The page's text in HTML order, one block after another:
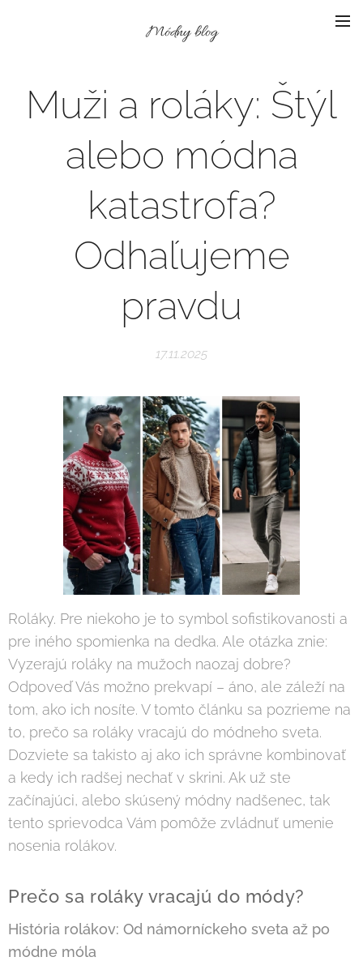
Módny blog
Muži a roláky: Štýl
alebo módna
katastrofa?
Odhaľujeme
pravdu
17.11.2025
Roláky. Pre niekoho je to symbol sofistikovanosti a
pre iného spomienka na dedka. Ale otázka znie:
Vyzerajú roláky na mužoch naozaj dobre?
Odpoveď Vás možno prekvapí – áno, ale záleží na
tom, ako ich nosíte. V tomto článku sa pozrieme na
to, prečo sa roláky vracajú do módneho sveta.
Dozviete sa takisto aj ako ich správne kombinovať
a kedy ich radšej nechať v skrini. Ak už ste
začínajúci, alebo skúsený módny nadšenec, tak
tento sprievodca Vám pomôže zvládnuť umenie
nosenia rolákov.
Prečo sa roláky vracajú do módy?
História rolákov: Od námorníckeho sveta až po
módne móla